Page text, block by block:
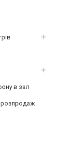
в зал
розпродаж